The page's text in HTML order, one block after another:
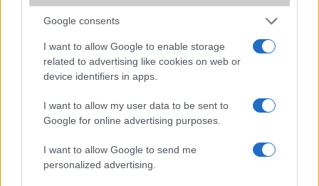
Google consents
I want to allow Google to enable storage
related to advertising like cookies on web or
device identifiers in apps.
I want to allow my user data to be sent to
Google for online advertising purposes.
I want to allow Google to send me
personalized advertising.
valaha
Durva váltás a Samsungnál: AI-ban brutálisat lépett a
Galaxy S26 széria, miközben a hardver alig változott
Rejtett fejlesztést kaptak a Galaxy S26 telefonok: gyorsabb
Samsung elismerte: a Galaxy S26 Ultra kijelzője tényleg
Kínos baki a Samsungnál: papíron gyors, valójában